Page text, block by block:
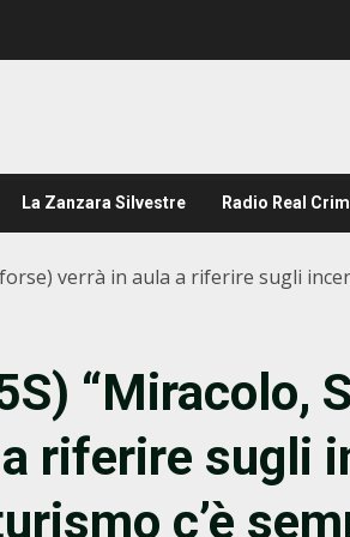
La Zanzara Silvestre Radio Real
verrà in aula a riferire sugli
“Miracolo,
riferire sugli
c’è